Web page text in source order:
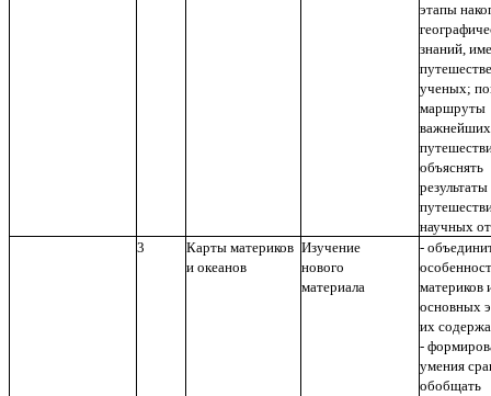
этапы
знаний,
ученых;
маршруты
важнейших
объяснять
результаты
научных
3
Карты материков
и океанов
Изучение
нового
материала
-
материков
основных
их
-
умения
обобщать